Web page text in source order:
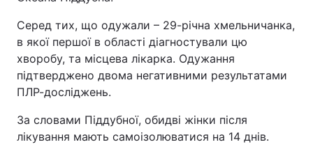
Серед тих, що одужали – 29-річна хмельничанка,
в якої першої в області діагностували цю
хворобу, та місцева лікарка. Одужання
підтверджено двома негативними результатами
ПЛР-досліджень.
За словами Піддубної, обидві жінки після
лікування мають самоізолюватися на 14 днів.